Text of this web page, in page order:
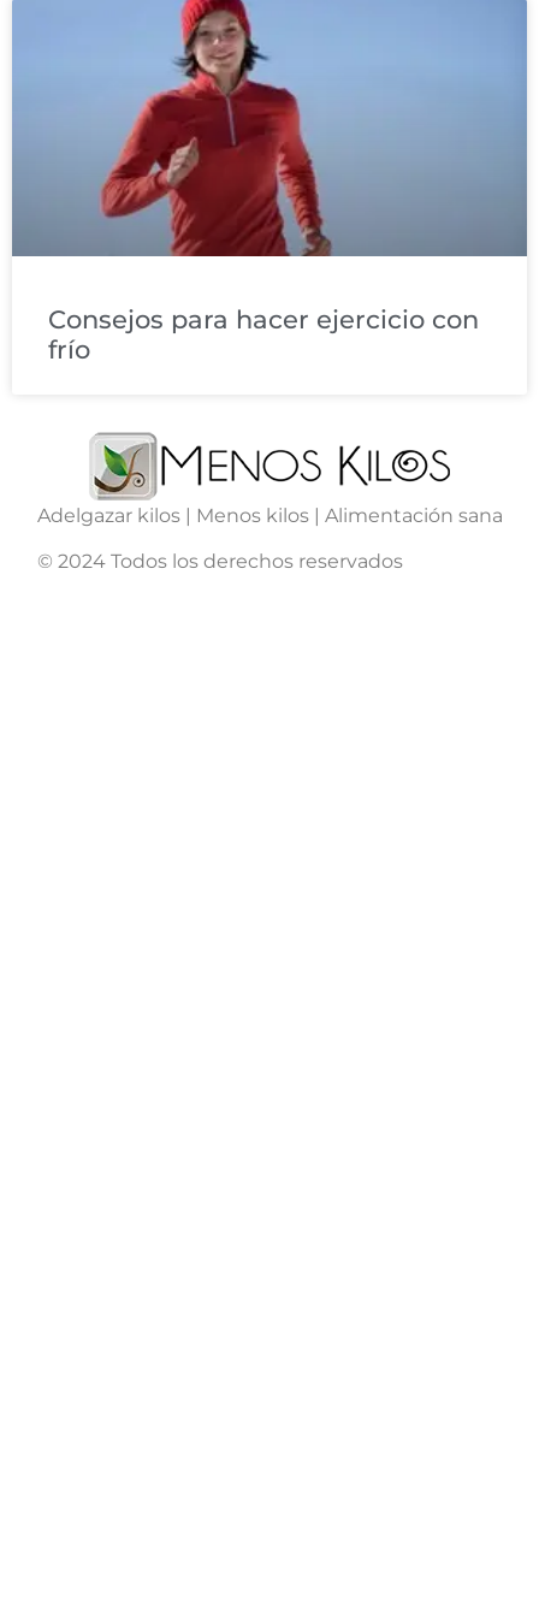
Consejos para hacer ejercicio con
frío
Adelgazar kilos | Menos kilos | Alimentación sana
© 2024 Todos los derechos reservados